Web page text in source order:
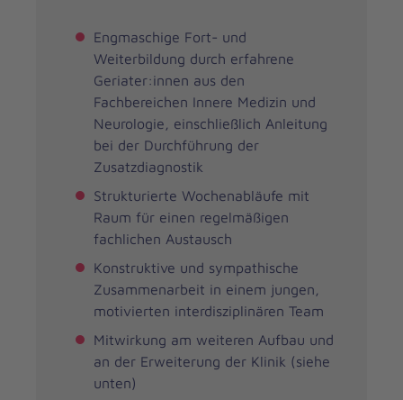
Engmaschige Fort- und
Weiterbildung durch erfahrene
Geriater:innen aus den
Fachbereichen Innere Medizin und
Neurologie, einschließlich Anleitung
bei der Durchführung der
Zusatzdiagnostik
Strukturierte Wochenabläufe mit
Raum für einen regelmäßigen
fachlichen Austausch
Konstruktive und sympathische
Zusammenarbeit in einem jungen,
motivierten interdisziplinären Team
Mitwirkung am weiteren Aufbau und
an der Erweiterung der Klinik (siehe
unten)